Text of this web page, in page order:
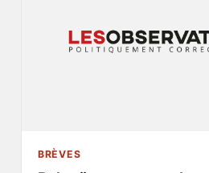
BRÈVES